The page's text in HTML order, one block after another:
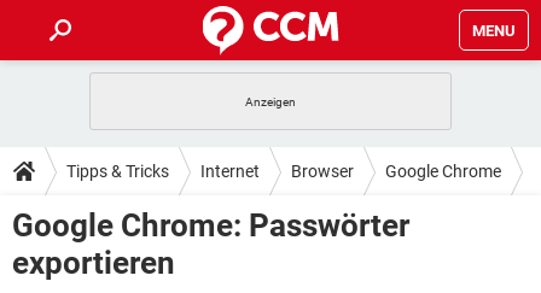
MENU
ANDROID IOS
WINDOWS 10 INSTAGRAM
WHATSAPP
TIPPS & TRICKS
SPIELE STREAMING
ANDROID IOS
WINDOWS 10
DOWNLOADS
SPIELE
FORUM
Tipps & Tricks Internet Browser Google Chrome
Google Chrome: Passwörter
exportieren